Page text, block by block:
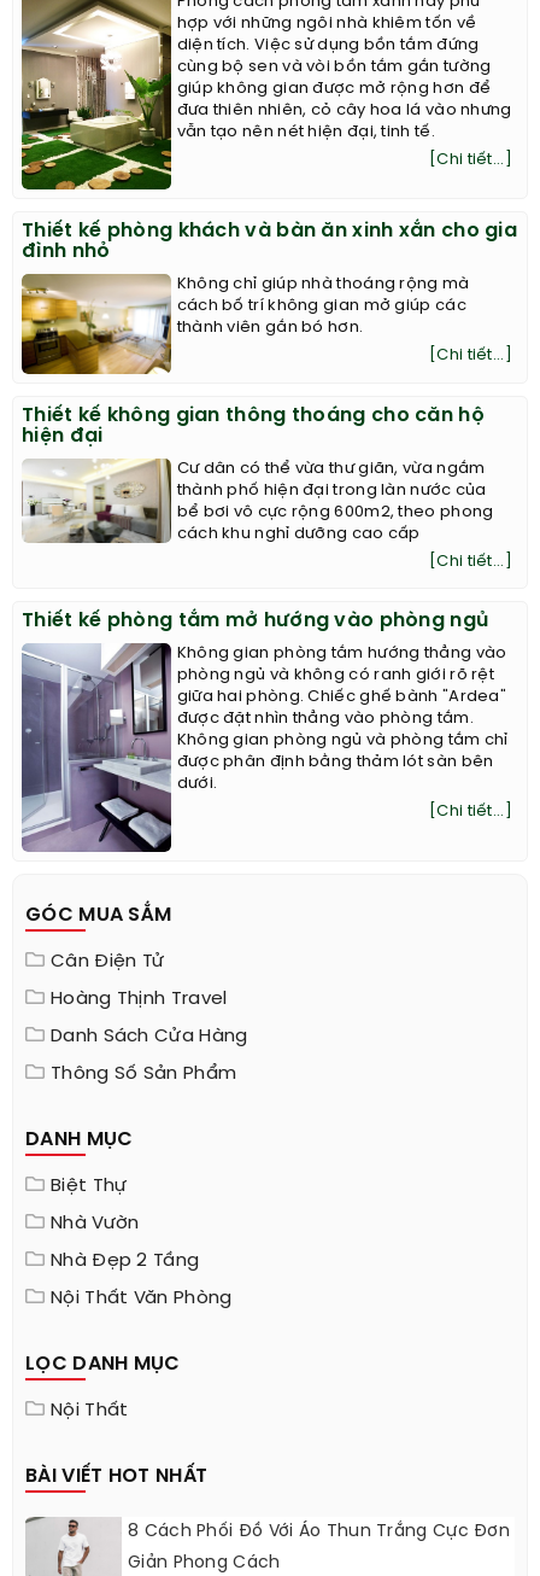
hợp với những ngôi nhà khiêm tốn về
diện tích. Việc sử dụng bồn tắm đứng
cùng bộ sen và vòi bồn tắm gắn tường
giúp không gian được mở rộng hơn để
đưa thiên nhiên, cỏ cây hoa lá vào nhưng
vẫn tạo nên nét hiện đại, tinh tế.
[Chi tiết...]
Thiết kế phòng khách và bàn ăn xinh xắn cho gia
đình nhỏ
Không chỉ giúp nhà thoáng rộng mà
cách bố trí không gian mở giúp các
thành viên gắn bó hơn.
[Chi tiết...]
Thiết kế không gian thông thoáng cho căn hộ
hiện đại
Cư dân có thể vừa thư giãn, vừa ngắm
thành phố hiện đại trong làn nước của
bể bơi vô cực rộng 600m2, theo phong
cách khu nghỉ dưỡng cao cấp
[Chi tiết...]
Thiết kế phòng tắm mở hướng vào phòng ngủ
Không gian phòng tắm hướng thẳng vào
phòng ngủ và không có ranh giới rõ rệt
giữa hai phòng. Chiếc ghế bành "Ardea"
được đặt nhìn thẳng vào phòng tắm.
Không gian phòng ngủ và phòng tắm chỉ
được phân định bằng thảm lót sàn bên
dưới.
[Chi tiết...]
GÓC MUA SẮM
Cân Điện Tử
Hoàng Thịnh Travel
Danh Sách Cửa Hàng
Thông Số Sản Phẩm
DANH MỤC
Biệt Thự
Nhà Vườn
Nhà Đẹp 2 Tầng
Nội Thất Văn Phòng
LỌC DANH MỤC
Nội Thất
BÀI VIẾT HOT NHẤT
8 Cách Phối Đồ Với Áo Thun Trắng Cực Đơn
Giản Phong Cách